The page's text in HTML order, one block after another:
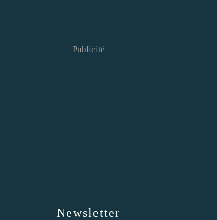
Newsletter
Publicité